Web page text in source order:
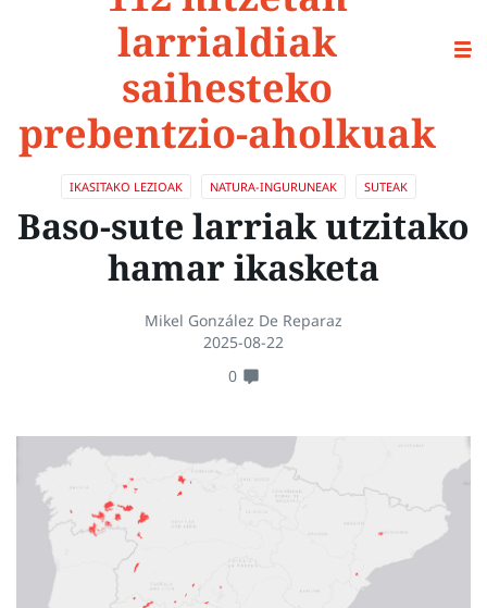
larrialdiak
saihesteko
prebentzio-aholkuak
IKASITAKO LEZIOAK NATURA-INGURUNEAK SUTEAK
Baso-sute larriak utzitako
hamar ikasketa
Mikel González De Reparaz
2025-08-22
0